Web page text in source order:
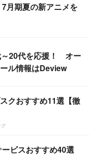
7月期夏の新アニメを
～20代を応援！ オー
ル情報はDeview
クおすすめ11選【徹
グ
ビスおすすめ40選